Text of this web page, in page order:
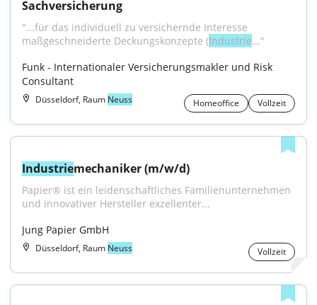
Sachversicherung
"...für das individuell zu versichernde Interesse
maßgeschneiderte Deckungskonzepte (Industrie..."
Funk - Internationaler Versicherungsmakler und Risk
Consultant
Düsseldorf, Raum Neuss Homeoffice Vollzeit
Industriemechaniker (m/w/d)
Papier® ist ein leidenschaftliches Familienunternehmen
und innovativer Hersteller exzellenter...
Jung Papier GmbH
Düsseldorf, Raum Neuss Vollzeit